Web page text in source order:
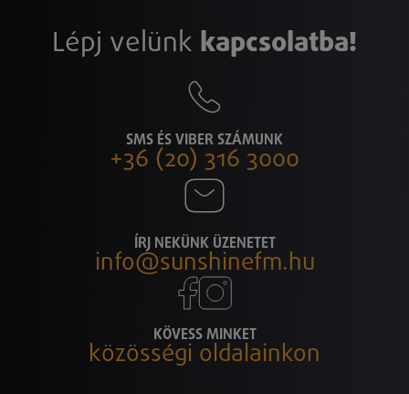
Lépj velünk kapcsolatba!
SMS ÉS VIBER SZÁMUNK
+36 (20) 316 3000
ÍRJ NEKÜNK ÜZENETET
info@sunshinefm.hu
KÖVESS MINKET
közösségi oldalainkon